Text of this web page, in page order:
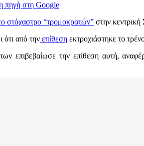
πηγή στη Google
στόχαστρο “τρομοκρατών” στην
ότι από την επίθεση εκτροχιάστηκε το
επιβεβαίωσε την επίθεση αυτή,